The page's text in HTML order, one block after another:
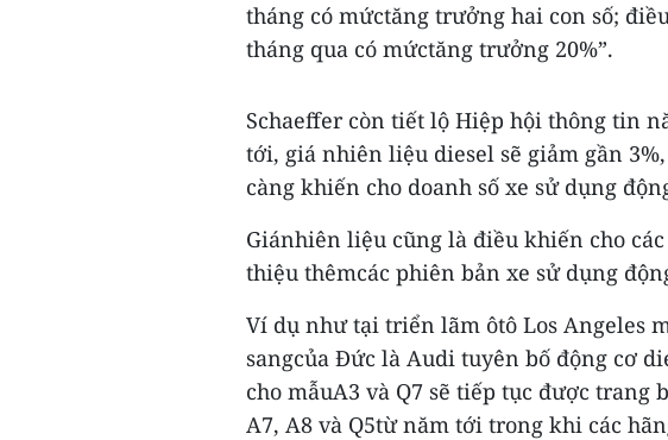
tháng có mứctăng trưởng hai con số;
tháng qua có mứctăng trưởng 20%”.
Schaeffer còn tiết lộ Hiệp hội thông tin
tới, giá nhiên liệu diesel sẽ giảm gần
càng khiến cho doanh số xe sử dụng
Giánhiên liệu cũng là điều khiến cho
thiệu thêmcác phiên bản xe sử dụng
Ví dụ như tại triển lãm ôtô Los Angeles
sangcủa Đức là Audi tuyên bố động cơ
cho mẫuA3 và Q7 sẽ tiếp tục được trang
A7, A8 và Q5từ năm tới trong khi các